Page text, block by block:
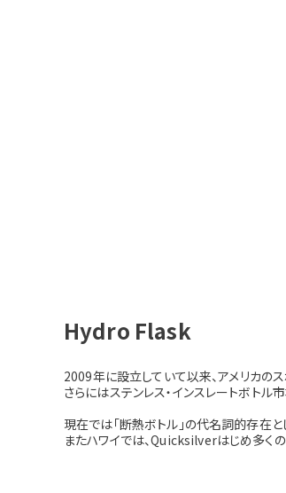
Hydro Flask
2009年に設立していて以来、アメリカの
さらにはステンレス・インスレートボト
現在では「断熱ボトル」の代名詞的存在と
またハワイでは、Quicksilverはじめ多く